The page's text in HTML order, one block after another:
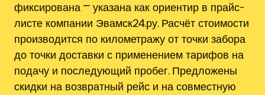
фиксирована ⎻ указана как ориентир в прайс-
листе компании Эвамск24.ру. Расчёт стоимости
производится по километражу от точки забора
до точки доставки с применением тарифов на
подачу и последующий пробег. Предложены
скидки на возвратный рейс и на совместную